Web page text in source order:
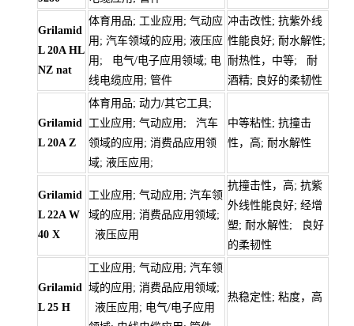
Grilamid
L 20A HL
NZ nat
体育用品; 工业应用; 气动应
用; 汽车领域的应用; 液压应
用; 电气/电子应用领域; 电
线电缆应用; 管件
冲击改性; 抗紫外线
性能良好; 耐水解性;
耐热性，中等; 耐
酒精; 良好的柔韧性
Grilamid
L 20A Z
体育用品; 动力/其它工具;
工业应用; 气动应用; 汽车
领域的应用; 消费品应用领
域; 液压应用;
中等粘性; 抗撞击
性，高; 耐水解性
Grilamid
L 22A W
40 X
工业应用; 气动应用; 汽车领
域的应用; 消费品应用领域;
液压应用
抗撞击性，高; 抗紫
外线性能良好; 经增
塑; 耐水解性; 良好
的柔韧性
Grilamid
L 25 H
工业应用; 气动应用; 汽车领
域的应用; 消费品应用领域;
液压应用; 电气/电子应用
热稳定性; 粘度，高